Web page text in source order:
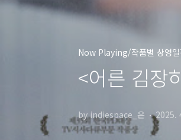
Now Playing/작품별 상영일
<어른 김장
by indiespace_은 2025.